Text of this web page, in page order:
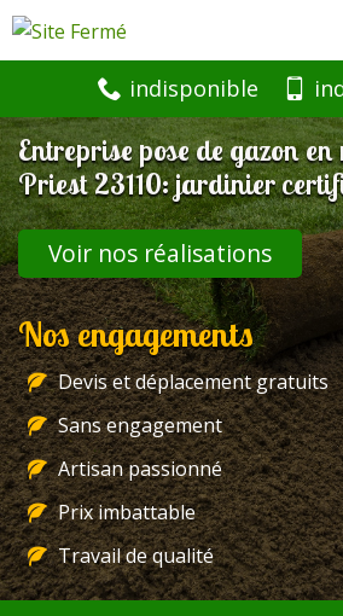
indisponible
Entreprise pose de gazon
Priest 23110: jardinier
Voir nos réalisations
Nos engagements
Devis et déplacement gratuits
Sans engagement
Artisan passionné
Prix imbattable
Travail de qualité